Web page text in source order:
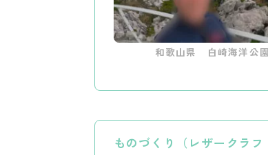
和歌山県 白崎海洋公園
ものづくり（レザークラフ